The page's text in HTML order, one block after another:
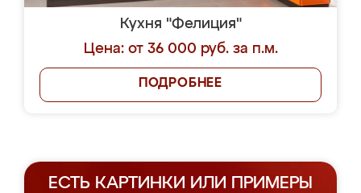
Кухня "Фелиция"
Цена: от 36 000 руб. за п.м.
ПОДРОБНЕЕ
ЕСТЬ КАРТИНКИ ИЛИ ПРИМЕРЫ